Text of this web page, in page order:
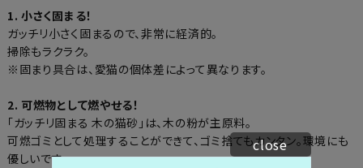
1. 小さく固まる！
ガッチリ小さく固まるので、非常に経済的。
掃除もラクラク。
※固まり具合は、愛猫の個体差によって異なります。
2. 可燃物として燃やせる！
「ガッチリ固まる 木の猫砂」は、木の粉が主原料。
可燃ゴミとして処理することができて、ゴミ捨てもカンタン。環境にも
優しいです。
close